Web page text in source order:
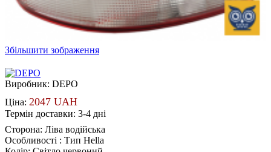
Збільшити зображення
Виробник: DEPO
Ціна: 2047 UAH
Термін доставки: 3-4 дні
Сторона: Ліва водійська
Особливості : Тип Hella